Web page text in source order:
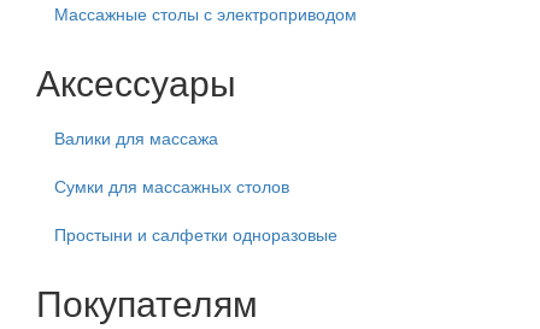
Массажные столы с электроприводом
Аксессуары
Валики для массажа
Сумки для массажных столов
Простыни и салфетки одноразовые
Покупателям